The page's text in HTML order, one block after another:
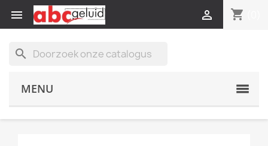
 shopping_cart

search
MENU